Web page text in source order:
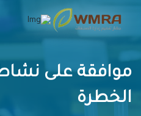
موافقة على
الخطرة